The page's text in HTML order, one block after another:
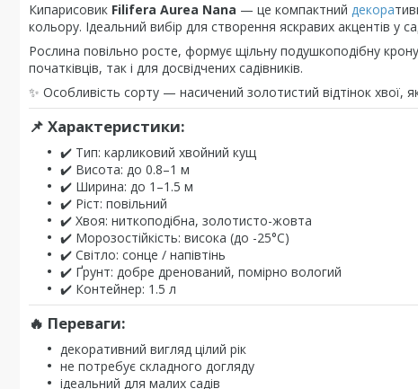
Кипарисовик Filifera Aurea Nana — це компактний декора
кольору. Ідеальний вибір для створення яскравих акцентів у
Рослина повільно росте, формує щільну подушкоподібну
початківців, так і для досвідчених садівників.
✨ Особливість сорту — насичений золотистий відтінок хвої,
📌 Характеристики:
✔️ Тип: карликовий хвойний кущ
✔️ Висота: до 0.8–1 м
✔️ Ширина: до 1–1.5 м
✔️ Ріст: повільний
✔️ Хвоя: ниткоподібна, золотисто-жовта
✔️ Морозостійкість: висока (до -25°C)
✔️ Світло: сонце / напівтінь
✔️ Ґрунт: добре дренований, помірно вологий
✔️ Контейнер: 1.5 л
🔥 Переваги:
декоративний вигляд цілий рік
не потребує складного догляду
ідеальний для малих садів